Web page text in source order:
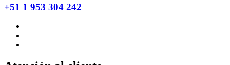
+51 1 953 304 242